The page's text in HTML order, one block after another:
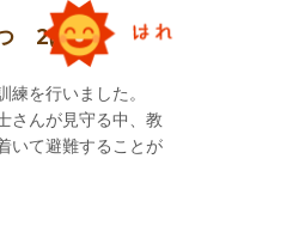
2にち
練を行いました。
さんが見守る中、教
いて避難することが